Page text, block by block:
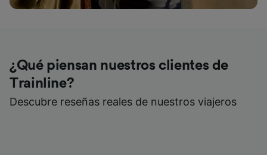
¿Qué piensan nuestros clientes de
Trainline?
Descubre reseñas reales de nuestros viajeros